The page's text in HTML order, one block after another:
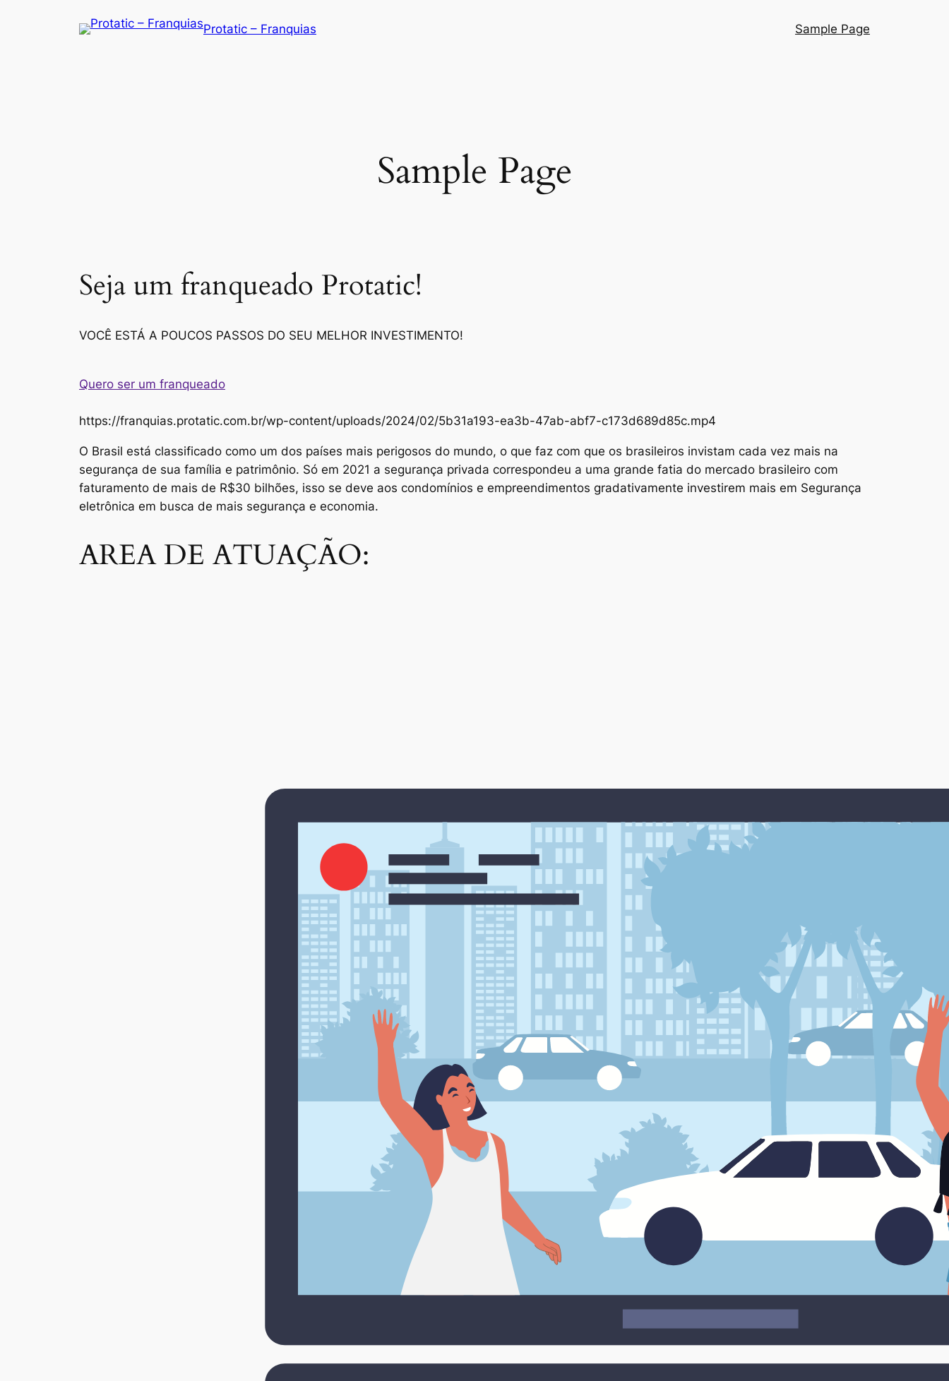
Protatic – Franquias Sample Page
Sample Page
Seja um franqueado Protatic!
VOCÊ ESTÁ A POUCOS PASSOS DO SEU MELHOR INVESTIMENTO!
Quero ser um franqueado
https://franquias.protatic.com.br/wp-content/uploads/2024/02/5b31a193-ea3b-47ab-abf7-c173d689d85c.mp4
O Brasil está classificado como um dos países mais perigosos do mundo, o que faz com que os brasileiros invistam cada vez mais na
segurança de sua família e patrimônio. Só em 2021 a segurança privada correspondeu a uma grande fatia do mercado brasileiro com
faturamento de mais de R$30 bilhões, isso se deve aos condomínios e empreendimentos gradativamente investirem mais em Segurança
eletrônica em busca de mais segurança e economia.
AREA DE ATUAÇÃO: